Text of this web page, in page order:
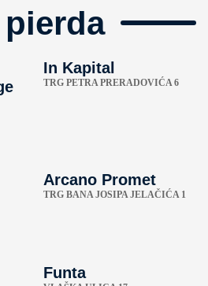
In Kapital
TRG PETRA PRERADOVIĆA 6
Arcano Promet
TRG BANA JOSIPA JELAČIĆA 1
Funta